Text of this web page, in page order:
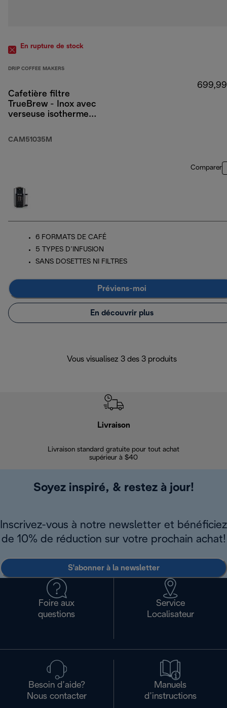
En rupture de stock
DRIP COFFEE MAKERS
Cafetière filtre
TrueBrew - Inox avec
verseuse isotherme
CAM51035M
Comparer
6 FORMATS DE CAFÉ
5 TYPES D’INFUSION
SANS DOSETTES NI FILTRES
Préviens-moi
En découvrir plus
Vous visualisez 3 des 3 produits
Livraison
Livraison standard gratuite pour tout achat
supérieur à $40
Soyez inspiré, & restez à jour!
Inscrivez-vous à notre newsletter et bénéficiez
de 10% de réduction sur votre prochain achat!
S'abonner à la newsletter
Foire aux
questions
Service
Localisateur
Besoin d’aide?
Nous contacter
Manuels
d’instructions